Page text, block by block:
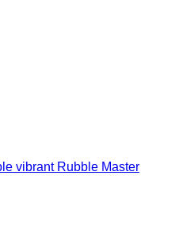
vibrant Rubble Master